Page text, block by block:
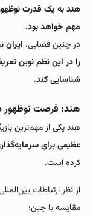
هند به یک قدرت
مهم خواهد بود.
در چنین فضایی، ایران
را در این نظم نوین
شناسایی کند.
هند: فرصت نوظهور
هند یکی از مهم‌ترین
عظیمی برای
کرده است.
از نظر ارتباطات
مقایسه با چین: